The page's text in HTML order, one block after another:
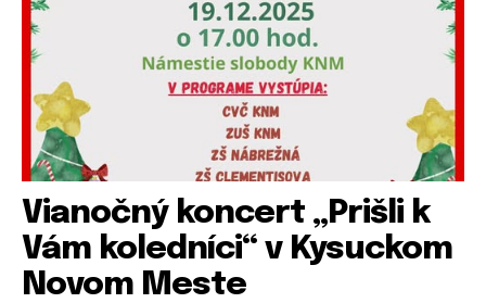
Vianočný koncert „Prišli k
Vám koledníci“ v Kysuckom
Novom Meste